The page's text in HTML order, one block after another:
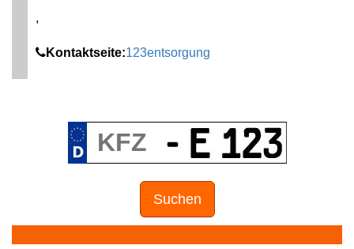
,
Kontaktseite:123entsorgung
Suchen